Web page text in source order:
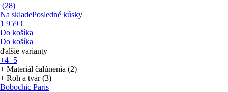
(28)
Na skladePosledné kúsky
1 959 €
Do košíka
Do košíka
ďalšie varianty
+4+5
+ Materiál čalúnenia (2)
+ Roh a tvar (3)
Bobochic Paris